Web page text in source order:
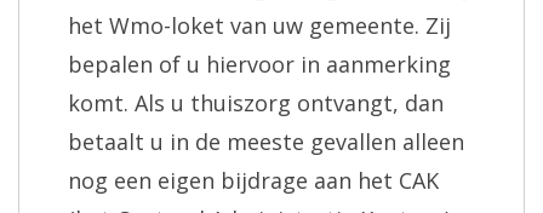
het Wmo-loket van uw gemeente. Zij
bepalen of u hiervoor in aanmerking
komt. Als u thuiszorg ontvangt, dan
betaalt u in de meeste gevallen alleen
nog een eigen bijdrage aan het CAK